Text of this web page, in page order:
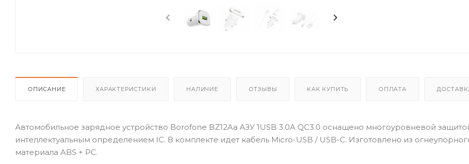
ОПИСАНИЕ ХАРАКТЕРИСТИКИ НАЛИЧИЕ ОТЗЫВЫ КАК КУПИТЬ ОПЛАТА
Автомобильное зарядное устройство Borofone BZ12Aa АЗУ 1USB 3.0A QC3.0 оснащено многоуровневой
интеллектуальным определением IC. В комплекте идет кабель Micro-USB / USB-C. Изготовлено из
материала ABS + PC.